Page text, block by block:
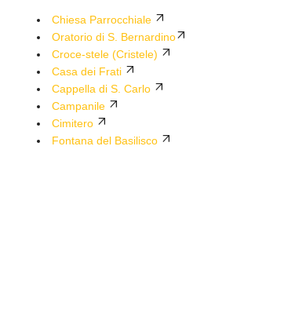
Chiesa Parrocchiale
Oratorio di S. Bernardino
Croce-stele (Cristele)
Casa dei Frati
Cappella di S. Carlo
Campanile
Cimitero
Fontana del Basilisco